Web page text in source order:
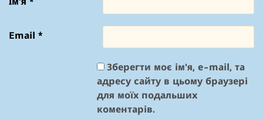
Email *
Зберегти моє ім'я, e-mail, та
адресу сайту в цьому браузері
для моїх подальших
коментарів.